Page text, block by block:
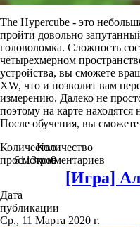
The Hypercube - это
пройти довольно
головоломка. Сложность
четырехмерном
устройства, вы сможете
XW, что и позволит вам
измерению. Далеко не
поэтому на карте
После обучения, вы
Количество
просмотров
6113
Количество
комментариев
0
[Игра]
Дата
публикации
Ср., 11 Марта 2020 г.